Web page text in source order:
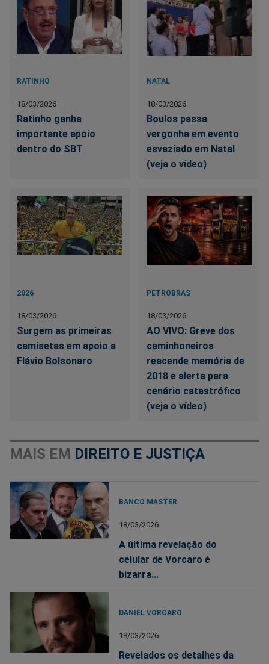
RATINHO
18/03/2026
Ratinho ganha
importante apoio
dentro do SBT
NATAL
18/03/2026
Boulos passa
vergonha em evento
esvaziado em Natal
(veja o vídeo)
2026
18/03/2026
Surgem as primeiras
camisetas em apoio a
Flávio Bolsonaro
PETROBRAS
18/03/2026
AO VIVO: Greve dos
caminhoneiros
reacende memória de
2018 e alerta para
cenário catastrófico
(veja o vídeo)
MAIS EM DIREITO E JUSTIÇA
BANCO MASTER
18/03/2026
A última revelação do
celular de Vorcaro é
bizarra...
DANIEL VORCARO
18/03/2026
Revelados os detalhes da